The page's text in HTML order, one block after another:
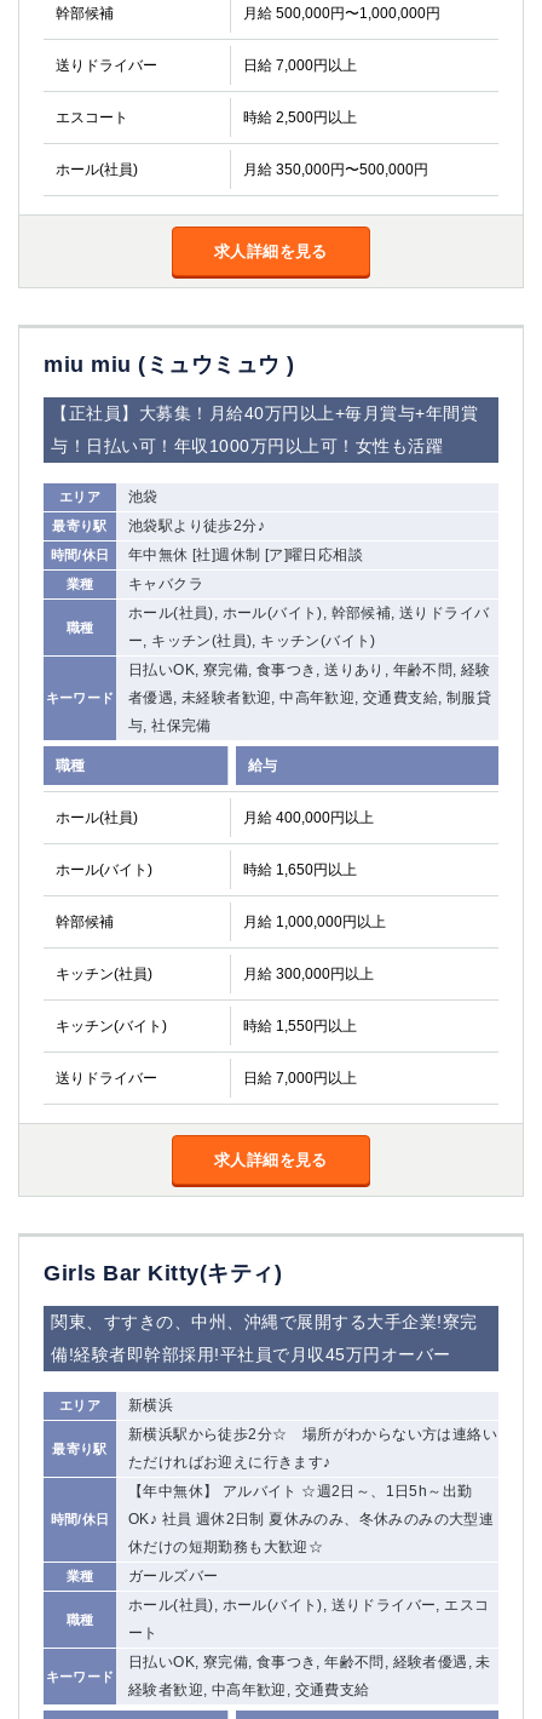
幹部候補 月給 500,000円〜1,000,000円
送りドライバー 日給 7,000円以上
エスコート 時給 2,500円以上
ホール(社員) 月給 350,000円〜500,000円
求人詳細を見る
miu miu (ミュウミュウ )
【正社員】大募集！月給40万円以上+毎月賞与+年間賞
与！日払い可！年収1000万円以上可！女性も活躍
エリア 池袋
最寄り駅 池袋駅より徒歩2分♪
時間/休日 年中無休 [社]週休制 [ア]曜日応相談
業種 キャバクラ
職種
ホール(社員), ホール(バイト), 幹部候補, 送りドライバ
ー, キッチン(社員), キッチン(バイト)
キーワード
日払いOK, 寮完備, 食事つき, 送りあり, 年齢不問, 経験
者優遇, 未経験者歓迎, 中高年歓迎, 交通費支給, 制服貸
与, 社保完備
職種 給与
ホール(社員) 月給 400,000円以上
ホール(バイト) 時給 1,650円以上
幹部候補 月給 1,000,000円以上
キッチン(社員) 月給 300,000円以上
キッチン(バイト) 時給 1,550円以上
送りドライバー 日給 7,000円以上
求人詳細を見る
Girls Bar Kitty(キティ)
関東、すすきの、中州、沖縄で展開する大手企業!寮完
備!経験者即幹部採用!平社員で月収45万円オーバー
エリア 新横浜
最寄り駅
新横浜駅から徒歩2分☆ 場所がわからない方は連絡い
ただければお迎えに行きます♪
時間/休日
【年中無休】 アルバイト ☆週2日～、1日5h～出勤
OK♪ 社員 週休2日制 夏休みのみ、冬休みのみの大型連
休だけの短期勤務も大歓迎☆
業種 ガールズバー
職種
ホール(社員), ホール(バイト), 送りドライバー, エスコ
ート
キーワード
日払いOK, 寮完備, 食事つき, 年齢不問, 経験者優遇, 未
経験者歓迎, 中高年歓迎, 交通費支給